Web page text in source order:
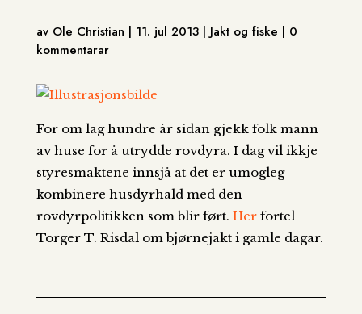
av Ole Christian | 11. jul 2013 | Jakt og fiske | 0
kommentarar
For om lag hundre år sidan gjekk folk mann
av huse for å utrydde rovdyra. I dag vil ikkje
styresmaktene innsjå at det er umogleg
kombinere husdyrhald med den
rovdyrpolitikken som blir ført. Herfortel
Torger T. Risdal om bjørnejakt i gamle dagar.